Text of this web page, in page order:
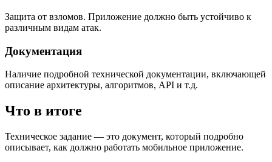
Защита от взломов. Приложение должно быть устойчиво к
различным видам атак.
Документация
Наличие подробной технической документации, включающей
описание архитектуры, алгоритмов, API и т.д.
Что в итоге
Техническое задание — это документ, который подробно
описывает, как должно работать мобильное приложение.